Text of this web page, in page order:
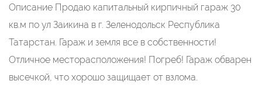
Описание Продаю капитальный кирпичный гараж 30
кв.м по ул Заикина в г. Зеленодольск Республика
Татарстан. Гараж и земля все в собственности!
Отличное месторасположения! Погреб! Гараж обварен
высечкой, что хорошо защищает от взлома.